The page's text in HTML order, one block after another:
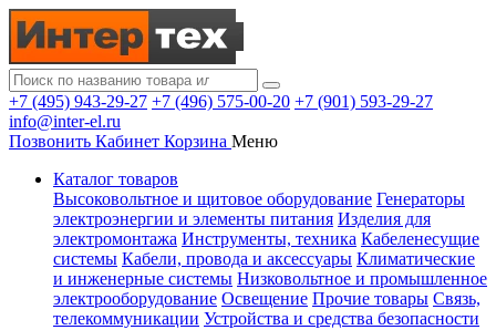
+7 (495) 943-29-27 +7 (496) 575-00-20 +7 (901) 593-29-27
info@inter-el.ru
Позвонить Кабинет Корзина Меню
Каталог товаров
Высоковольтное и щитовое оборудование Генераторы
электроэнергии и элементы питания Изделия для
электромонтажа Инструменты, техника Кабеленесущие
системы Кабели, провода и аксессуары Климатические
и инженерные системы Низковольтное и промышленное
электрооборудование Освещение Прочие товары Связь,
телекоммуникации Устройства и средства безопасности